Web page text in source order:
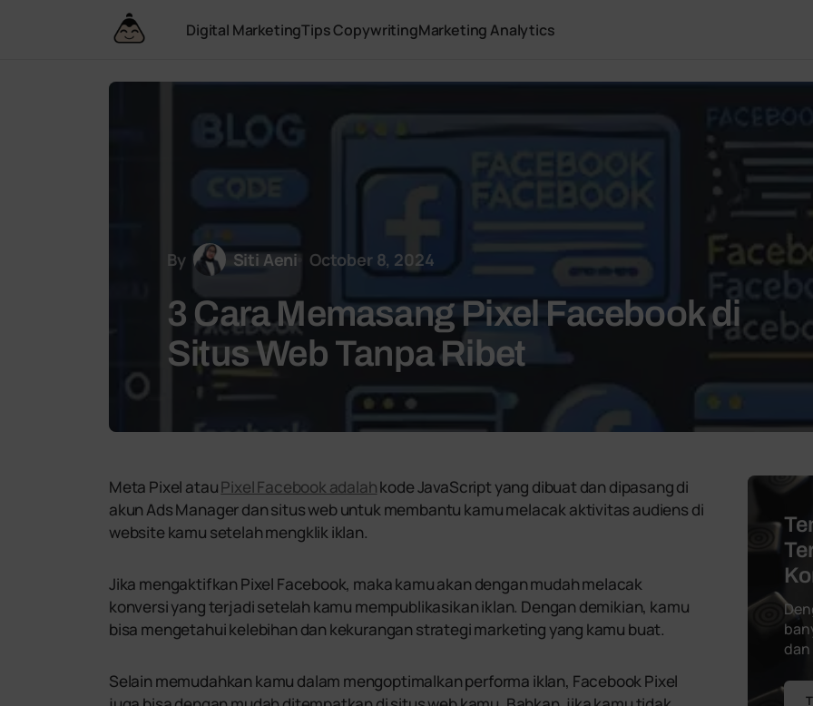
Digital MarketingTips CopywritingMarketing Analytics
By Siti Aeni October 8, 2024
3 Cara Memasang Pixel Facebook di
Situs Web Tanpa Ribet
Meta Pixel atauPixel Facebook adalahkode JavaScript yang dibuat dan dipasang di
akun Ads Manager dan situs web untuk membantu kamu melacak aktivitas audiens di
website kamu setelah mengklik iklan.
Jika mengaktifkan Pixel Facebook, maka kamu akan dengan mudah melacak
konversi yang terjadi setelah kamu mempublikasikan iklan. Dengan demikian, kamu
bisa mengetahui kelebihan dan kekurangan strategi marketing yang kamu buat.
Selain memudahkan kamu dalam mengoptimalkan performa iklan, Facebook Pixel